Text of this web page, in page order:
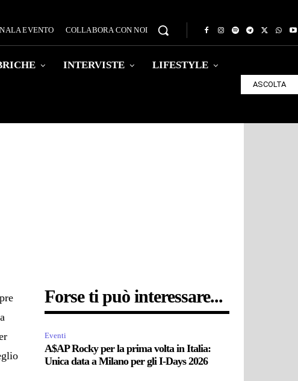
EVENTO COLLABORA CON NOI
INTERVISTE LIFESTYLE
ASCOLTA
Forse ti può interessare...
Eventi
A$AP Rocky per la prima volta in Italia:
Unica data a Milano per gli I-Days 2026